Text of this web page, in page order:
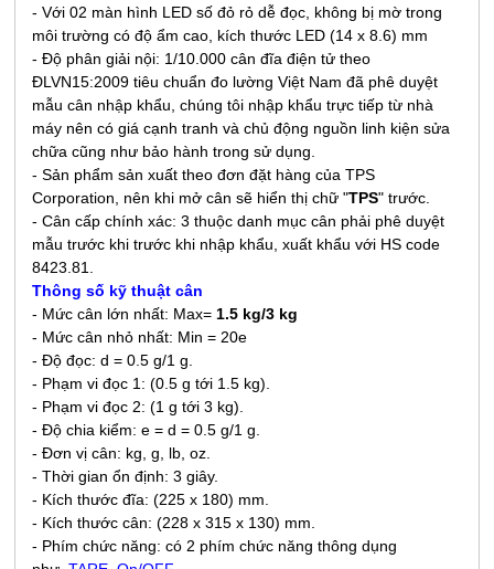
- Với 02 màn hình LED số đỏ rỏ dễ đọc, không bị mờ trong
môi trường có độ ẩm cao, kích thước LED (14 x 8.6) mm
- Độ phân giải nội: 1/10.000 cân đĩa điện tử theo
ĐLVN15:2009 tiêu chuẩn đo lường Việt Nam đã phê duyệt
mẫu cân nhập khẩu, chúng tôi nhập khẩu trực tiếp từ nhà
máy nên có giá cạnh tranh và chủ động nguồn linh kiện sửa
chữa cũng như bảo hành trong sử dụng.
- Sản phẩm sản xuất theo đơn đặt hàng của TPS
Corporation, nên khi mở cân sẽ hiển thị chữ "TPS" trước.
- Cân cấp chính xác: 3 thuộc danh mục cân phải phê duyệt
mẫu trước khitrước khi nhập khẩu, xuất khẩu với HS code
8423.81.
Thông số kỹ thuật cân
- Mức cân lớn nhất: Max= 1.5 kg/3 kg
- Mức cân nhỏ nhất: Min = 20e
- Độ đọc: d = 0.5 g/1 g.
- Phạm vi đọc 1: (0.5 g tới 1.5 kg).
- Phạm vi đọc 2: (1 g tới 3 kg).
- Độ chia kiểm: e = d = 0.5 g/1 g.
- Đơn vị cân: kg, g, lb, oz.
- Thời gian ổn định: 3 giây.
- Kích thước đĩa: (225 x 180) mm.
- Kích thước cân: (228 x 315 x 130) mm.
- Phím chức năng: có 2 phím chức năng thông dụng